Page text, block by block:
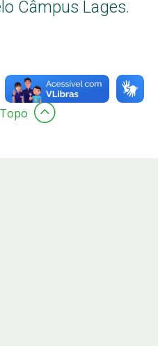
Câmpus Lages.